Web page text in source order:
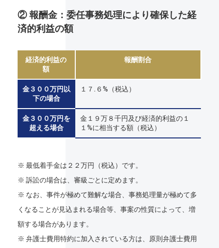
② 報酬金：委任事務処理により確保した経
済的利益の額
経済的利益の
額
報酬割合
金３００万円以
下の場合
１７.６%（税込）
金３００万円を
超える場合
金１９万８千円及び経済的利益の１
１%に相当する額（税込）
※ 最低着手金は２２万円（税込）です。
※ 訴訟の場合は、審級ごとに定めます。
※ なお、事件が極めて難解な場合、事務処理量が極めて多
くなることが見込まれる場合等、事案の性質によって、増
額する場合があります。
※ 弁護士費用特約に加入されている方は、原則弁護士費用